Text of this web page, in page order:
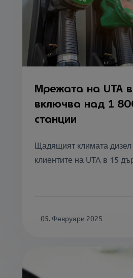
Мрежата на UTA
включва над 1
станции
Щадящият климата дизел
клиентите на UTA в 15
05. Февруари 2025